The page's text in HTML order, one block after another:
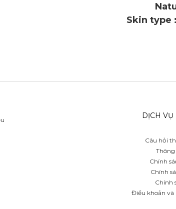
Skin type
DỊCH VỤ
Câu hỏi
Chính
Chính
Chính
Điều khoản và